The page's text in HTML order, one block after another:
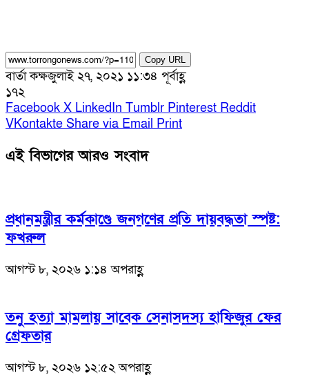
Copy URL
বার্তা কক্ষজুলাই ২৭, ২০২১ ১১:৩৪ পূর্বাহ্ণ
১৭২
Facebook X LinkedIn Tumblr Pinterest Reddit
VKontakte Share via Email Print
এই বিভাগের আরও সংবাদ
প্রধানমন্ত্রীর কর্মকাণ্ডে জনগণের প্রতি দায়বদ্ধতা স্পষ্ট:
ফখরুল
আগস্ট ৮, ২০২৬ ১:১৪ অপরাহ্ণ
তনু হত্যা মামলায় সাবেক সেনাসদস্য হাফিজুর ফের
গ্রেফতার
আগস্ট ৮, ২০২৬ ১২:৫২ অপরাহ্ণ